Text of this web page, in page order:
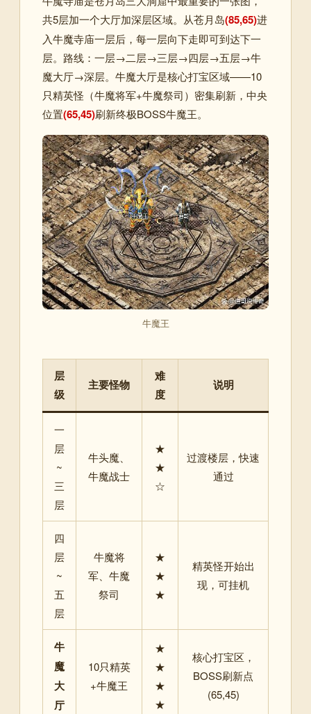
共5层加一个大厅加深层区域。从苍月岛(85,65)进
入牛魔寺庙一层后，每一层向下走即可到达下一
层。路线：一层→二层→三层→四层→五层→牛
魔大厅→深层。牛魔大厅是核心打宝区域——10
只精英怪（牛魔将军+牛魔祭司）密集刷新，中央
位置(65,45)刷新终极BOSS牛魔王。
牛魔王
层
级
主要怪物
难
度
说明
一
层
~
三
层
牛头魔、
牛魔战士
★
★
☆
过渡楼层，快速
通过
四
层
~
五
层
牛魔将
军、牛魔
祭司
★
★
★
精英怪开始出
现，可挂机
牛
魔
大
厅
10只精英
+牛魔王
★
★
★
★
核心打宝区，
BOSS刷新点
(65,45)